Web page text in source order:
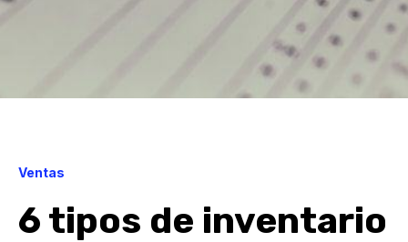
Ventas
6 tipos de inventario